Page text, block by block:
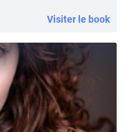
Visiter le book